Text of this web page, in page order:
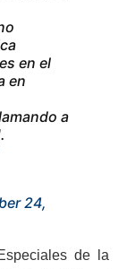
en el
en
a
24,
de la